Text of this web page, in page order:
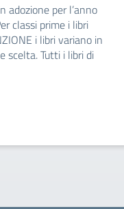
adozione per l’anno
classi prime i libri
i libri variano in
scelta. Tutti i libri di